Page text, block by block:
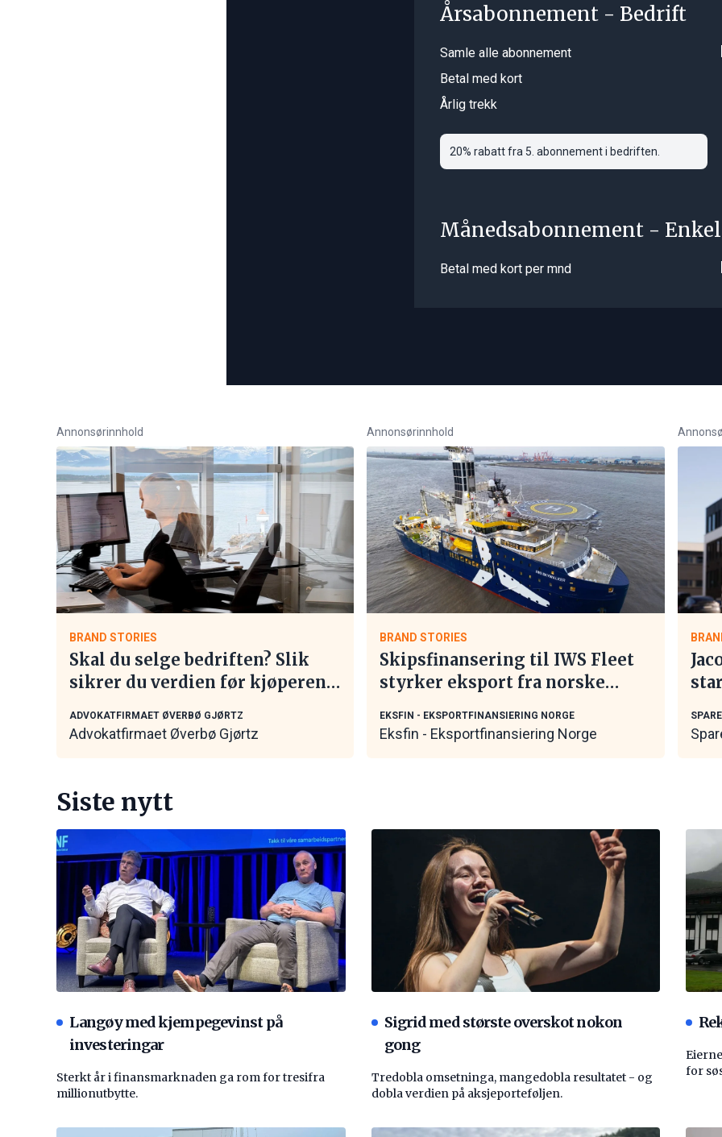
Årsabonnement - Bedrift
Samle alle abonnement
Betal med kort
Årlig trekk
20% rabatt fra 5. abonnement i bedriften.
Månedsabonnement -
Betal med kort per mnd
Annonsørinnhold
BRAND STORIES
Skal du selge bedriften? Slik
sikrer du verdien før kjøperen
ADVOKATFIRMAET ØVERBØ GJØRTZ
Advokatfirmaet Øverbø Gjørtz
Annonsørinnhold
BRAND STORIES
Skipsfinansering til IWS Fleet
styrker eksport fra norske
EKSFIN - EKSPORTFINANSIERING NORGE
Eksfin - Eksportfinansiering Norge
Siste nytt
Langøy med kjempegevinst på
investeringar
Sterkt år i finansmarknaden ga rom for tresifra
millionutbytte.
Sigrid med største overskot nokon
gong
Tredobla omsetninga, mangedobla resultatet - og
dobla verdien på aksjeporteføljen.
for